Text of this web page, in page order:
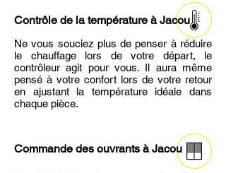
Contrôle de la température à Jacou
Ne vous souciez plus de penser à réduire
le chauffage lors de votre départ, le
contrôleur agit pour vous. Il aura même
pensé à votre confort lors de votre retour
en ajustant la température idéale dans
chaque pièce.
Commande des ouvrants à Jacou